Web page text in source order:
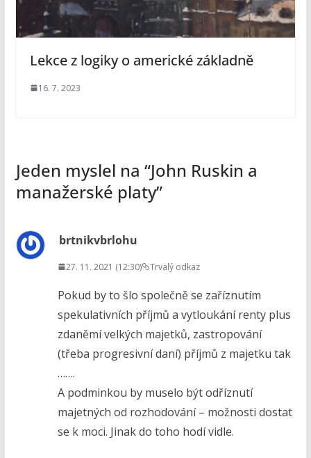
Lekce z logiky o americké základně
16. 7. 2023
Jeden myslel na “John Ruskin a
manažerské platy”
brtnikvbrlohu
27. 11. 2021 (12:30) Trvalý odkaz
Pokud by to šlo společně se zaříznutím
spekulativních příjmů a vytloukání renty plus
zdaněmí velkých majetků, zastropování
(třeba progresivní daní) příjmů z majetku tak
…….
A podminkou by muselo být odříznutí
majetných od rozhodování – možnosti dostat
se k moci. Jinak do toho hodí vidle.